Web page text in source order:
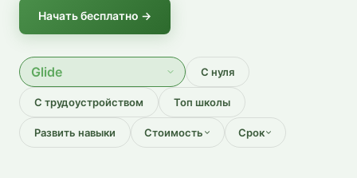
Начать бесплатно →
С нуля
С трудоустройством Топ школы
Развить навыки Стоимость Срок